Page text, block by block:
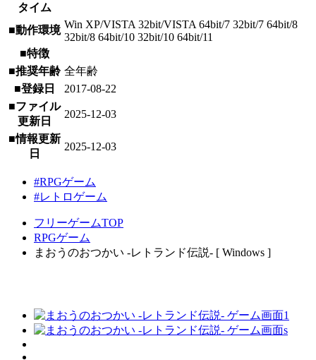
タイム
■動作環境 Win XP/VISTA 32bit/VISTA 64bit/7 32bit/7 64bit/8
32bit/8 64bit/10 32bit/10 64bit/11
■特徴
■推奨年齢 全年齢
■登録日
2017-08-22
■ファイル
更新日
2025-12-03
■情報更新
日
2025-12-03
#RPGゲーム
#レトロゲーム
フリーゲームTOP
RPGゲーム
まおうのおつかい -レトランド伝説- [ Windows ]